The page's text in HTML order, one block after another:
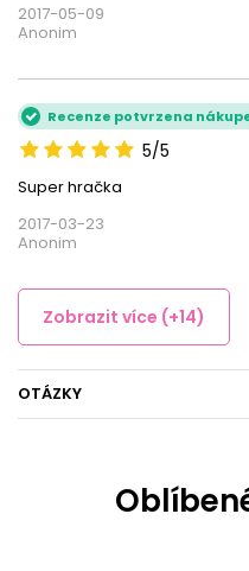
2017-05-09
Anonim
5/5
Recenze potvrzena
Super hračka
2017-03-23
Anonim
Zobrazit více (+14)
OTÁZKY